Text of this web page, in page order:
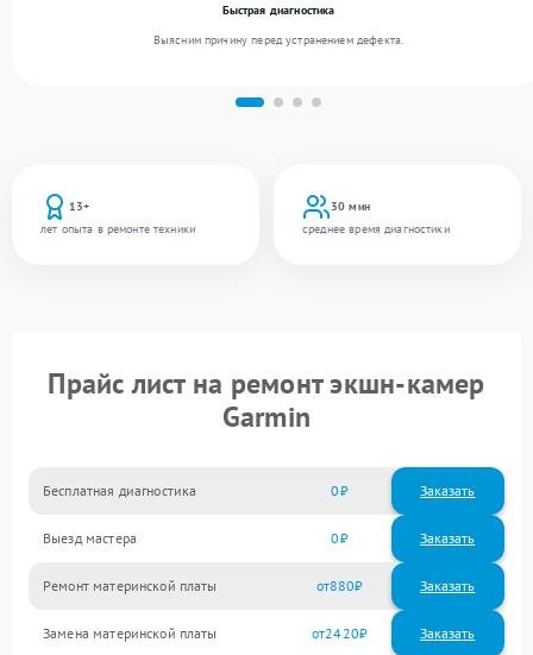
13+
лет опыта в ремонте техники
30 мин
среднее время диагностики
Быстрая диагностика
Выясним причину перед устранением дефекта.
Прайс лист на ремонт экшн-камер
Garmin
Бесплатная диагностика 0 Заказать
Выезд мастера 0 Заказать
Ремонт материнской платы 880
Замена материнской платы 2420